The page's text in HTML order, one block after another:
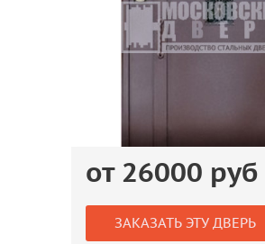
от 26000 руб
ЗАКАЗАТЬ ЭТУ ДВЕРЬ